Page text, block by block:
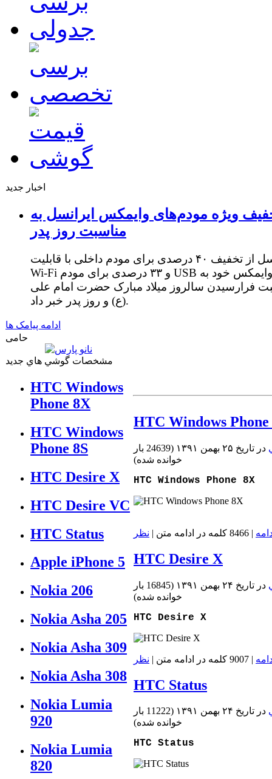
اخبار جدید
ویژه مودم‌های وایمکس ایرانسل به
مناسبت روز پدر
ایرانسل از تخفیف ۴۰ درصدی برای مودم داخلی با قابلیت
Wi-Fi و ۳۳ درصدی برای مودم USB وایمکس خود به
فرارسیدن سالروز میلاد مبارک حضرت امام علی
(ع) و روز پدر خبر داد.
ادامه پیامک ها
حامی
مشخصات گوشي هاي جديد
HTC Windows
Phone 8X
HTC Windows
Phone 8S
HTC Desire X
HTC Desire VC
HTC Status
Apple iPhone 5
Nokia 206
Nokia Asha 205
Nokia Asha 309
Nokia Asha 308
Nokia Lumia
920
Nokia Lumia
820
HTC Windows
در تاريخ ۲۵ بهمن ۱۳۹۱ (
24639 بار
خوانده شده)
HTC Windows Phone 8X
| 8466 کلمه در ادامه متن | نظر
HTC Desire X
در تاريخ ۲۴ بهمن ۱۳۹۱ (
16845 بار
خوانده شده)
HTC Desire X
| 9007 کلمه در ادامه متن | نظر
HTC Status
در تاريخ ۲۴ بهمن ۱۳۹۱ (
11222 بار
خوانده شده)
HTC Status